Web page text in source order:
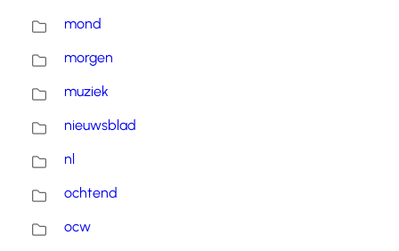
mond
morgen
muziek
nieuwsblad
nl
ochtend
ocw